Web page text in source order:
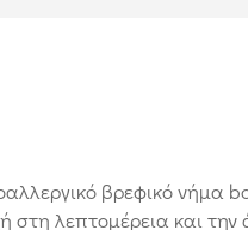
βρεφικό νήμα
λεπτομέρεια και την